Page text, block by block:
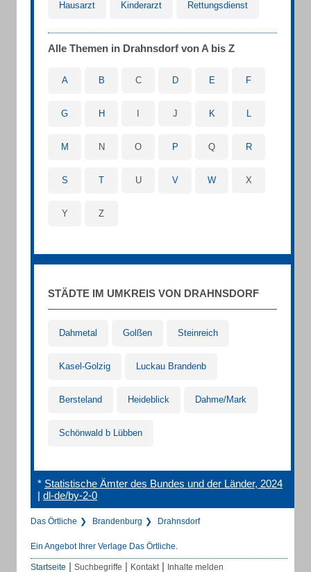
Hausarzt Kinderarzt Rettungsdienst
Alle Themen in Drahnsdorf von A bis Z
A B C D E F
G H J K L
M N O P Q R
S T U V W X
Y Z
STÄDTE IM UMKREIS VON DRAHNSDORF
Dahmetal Golßen Steinreich
Kasel-Golzig Luckau Brandenb
Bersteland Heideblick Dahme/Mark
Schönwald b Lübben
* Statistische Ämter des Bundes und der Länder, 2024
| dl-de/by-2-0
Das Örtliche Brandenburg Drahnsdorf
Ein Angebot Ihrer Verlage Das Örtliche.
Startseite | Suchbegriffe | Kontakt | Inhalte melden